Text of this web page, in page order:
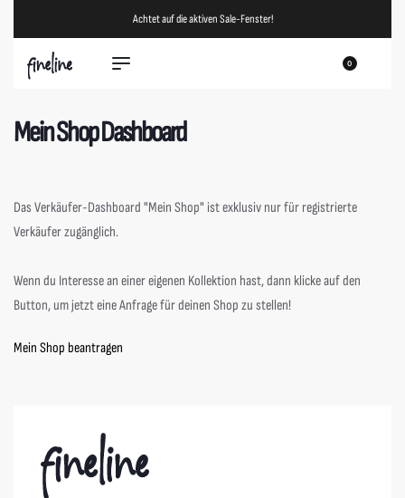
Achtet auf die aktiven Sale-Fenster!
0
Mein Shop Dashboard
Das Verkäufer-Dashboard "Mein Shop" ist exklusiv nur für registrierte
Verkäufer zugänglich.
Wenn du Interesse an einer eigenen Kollektion hast, dann klicke auf den
Button, um jetzt eine Anfrage für deinen Shop zu stellen!
Mein Shop beantragen